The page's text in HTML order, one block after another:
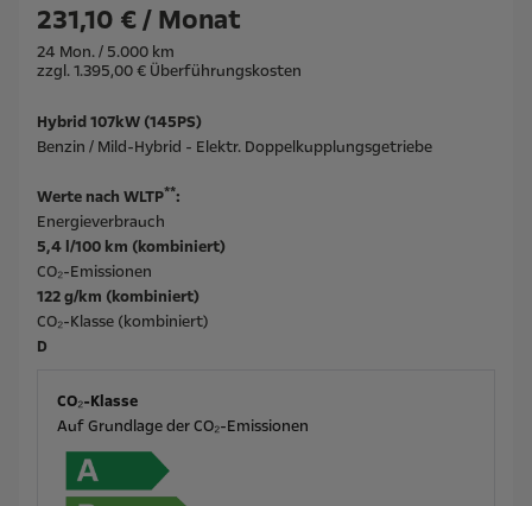
231,10 € / Monat
24 Mon. / 5.000 km
zzgl. 1.395,00 € Überführungskosten
Hybrid 107kW (145PS)
Benzin / Mild-Hybrid - Elektr. Doppelkupplungsgetriebe
Werte nach WLTP**:
Energieverbrauch
5,4 l/100 km (kombiniert)
CO₂-Emissionen
122 g/km (kombiniert)
CO₂-Klasse (kombiniert)
D
CO₂-Klasse
Auf Grundlage der CO₂-Emissionen